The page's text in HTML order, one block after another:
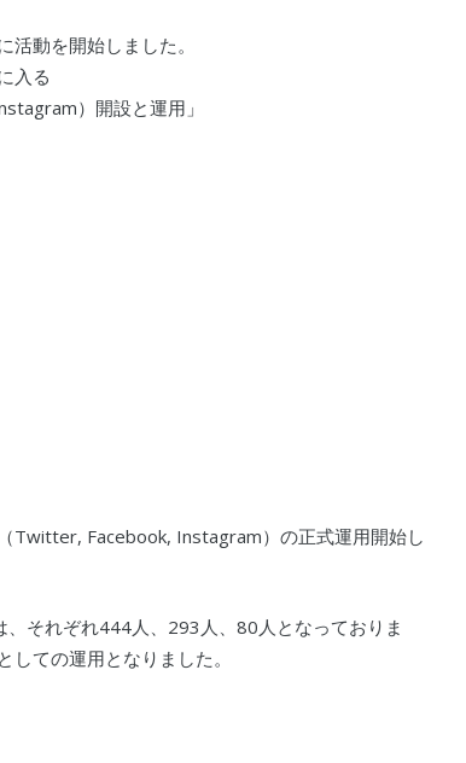
動を開始しました。
入る
）開設と運用」
Twitter, Facebook, Instagram）の正式運用開始し
それぞれ444人、293人、80人となっておりま
ての運用となりました。